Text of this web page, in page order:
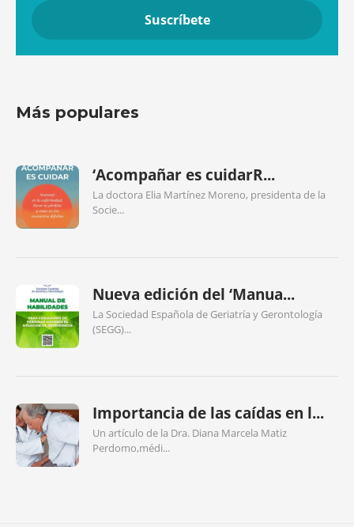
Más populares
‘Acompañar es cuidarR...
La doctora Elia Martínez Moreno, presidenta de la
Socie...
Nueva edición del ‘Manua...
La Sociedad Española de Geriatría y Gerontología
(SEGG)...
Importancia de las caídas en l...
Un artículo de la Dra. Diana Marcela Matiz
Perdomo,médi...